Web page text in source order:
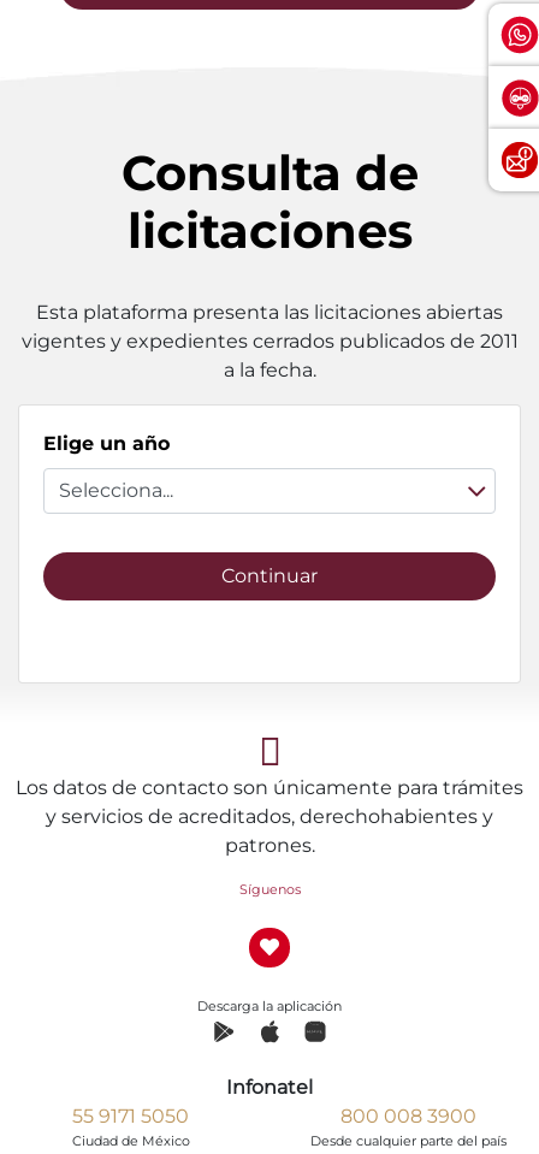
Consulta de
licitaciones
Esta plataforma presenta las licitaciones abiertas
vigentes y expedientes cerrados publicados de 2011
a la fecha.
Elige un año
Continuar
Los datos de contacto son únicamente para trámites
y servicios de acreditados, derechohabientes y
patrones.
Síguenos
Descarga la aplicación
Infonatel
55 9171 5050
Ciudad de México
800 008 3900
Desde cualquier parte del país